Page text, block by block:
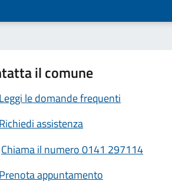
il comune
Leggi le domande frequenti
Richiedi assistenza
Chiama il numero 0141 297114
Prenota appuntamento